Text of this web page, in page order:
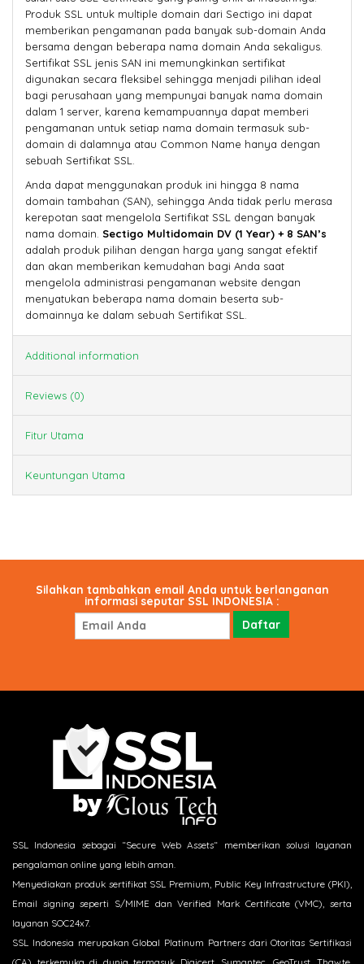
Produk SSL untuk multiple domain dari Sectigo ini dapat
memberikan pengamanan pada banyak sub-domain Anda
bersama dengan beberapa nama domain Anda sekaligus.
Sertifikat SSL jenis SAN ini memungkinkan sertifikat
digunakan secara fleksibel sehingga menjadi pilihan ideal
bagi perusahaan yang mempunyai banyak nama domain
dalam 1 server, karena kemampuannya dapat memberi
pengamanan untuk setiap nama domain termasuk sub-
domain di dalamnya atau Common Name hanya dengan
sebuah Sertifikat SSL.
Anda dapat menggunakan produk ini hingga 8 nama
domain tambahan (SAN), sehingga Anda tidak perlu merasa
kerepotan saat mengelola Sertifikat SSL dengan banyak
nama domain. Sectigo Multidomain DV (1 Year) + 8 SAN’s
adalah produk pilihan dengan harga yang sangat efektif
dan akan memberikan kemudahan bagi Anda saat
mengelola administrasi pengamanan website dengan
menyatukan beberapa nama domain beserta sub-
domainnya ke dalam sebuah Sertifikat SSL.
Additional information
Reviews (0)
Fitur Utama
Keuntungan Utama
Silahkan tambahkan email Anda untuk berlanganan
informasi seputar SSL INDONESIA :
SSL Indonesia sebagai “Secure Web Assets“ memberikan solusi layanan
pengalaman online yang lebih aman.
Menyediakan produk sertifikat SSL Premium, Public Key Infrastructure (PKI),
Email signing seperti S/MIME dan Verified Mark Certificate (VMC), serta
layanan SOC24x7.
SSL Indonesia merupakan Global Platinum Partners dari Otoritas Sertifikasi